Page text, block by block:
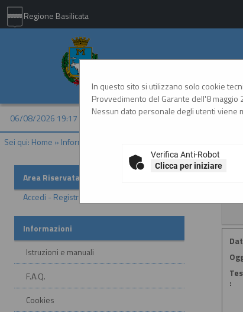
Regione Basilicata
Comune di
06/08/2026 19:17
Sei qui: Home » Informazioni
In questo sito si utilizzano solo cookie
Provvedimento del Garante dell'8
Nessun dato personale degli utenti viene
Verifica Anti-Robot
Clicca per iniziare
Area Riservata
Accedi - Registrati
Informazioni
Istruzioni e manuali
F.A.Q.
Cookies
: